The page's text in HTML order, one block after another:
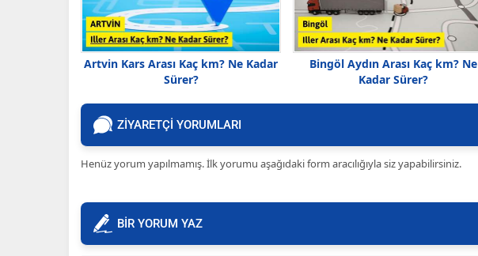
Artvin Kars Arası Kaç km? Ne Kadar
Sürer?
Bingöl Aydın Arası Kaç km? Ne
Kadar Sürer?
ZİYARETÇİ YORUMLARI
Henüz yorum yapılmamış. İlk yorumu aşağıdaki form aracılığıyla siz yapabilirsiniz.
BİR YORUM YAZ